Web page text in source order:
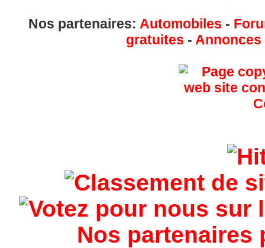
Nos partenaires: Automobiles -
gratuites -
Nos partenaires